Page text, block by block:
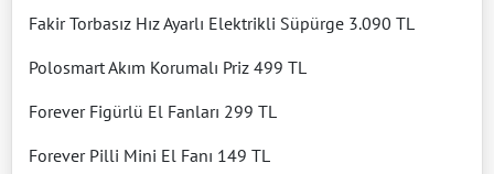
Fakir Torbasız Hız Ayarlı Elektrikli Süpürge 3.090 TL
Polosmart Akım Korumalı Priz 499 TL
Forever Figürlü El Fanları 299 TL
Forever Pilli Mini El Fanı 149 TL